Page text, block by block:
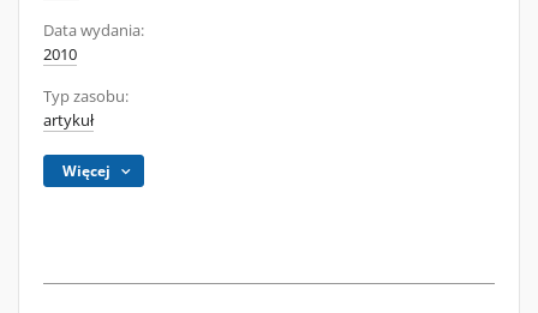
Data wydania:
2010
Typ zasobu:
artykuł
Więcej